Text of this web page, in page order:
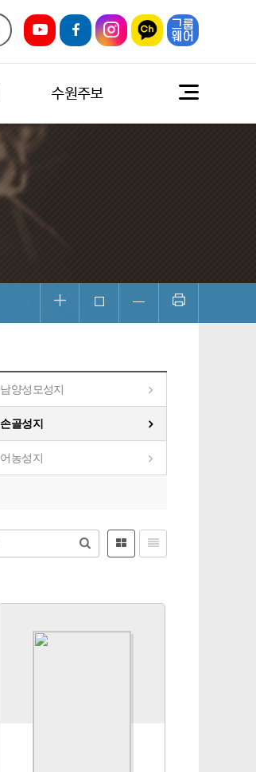
수원주보
남양성모성지
손골성지
어농성지